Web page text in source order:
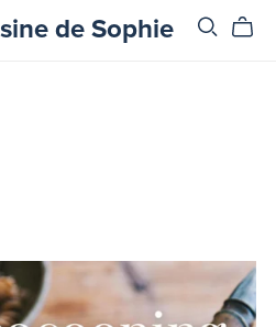
de Sophie